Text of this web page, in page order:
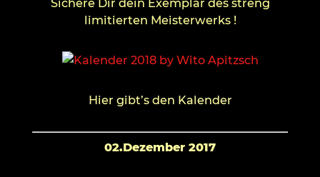
Sichere Dir dein Exemplar des streng
limitierten Meisterwerks !
Hier gibt’s den Kalender
02.Dezember 2017